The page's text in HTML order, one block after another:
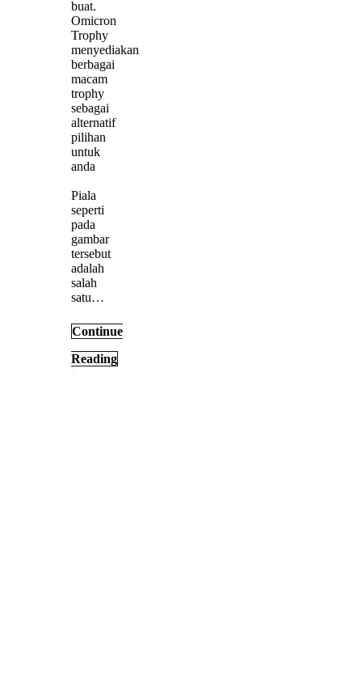
buat.
Omicron
Trophy
menyediakan
berbagai
macam
trophy
sebagai
alternatif
pilihan
untuk
anda
Piala
seperti
pada
gambar
tersebut
adalah
salah
satu…
Continue
Reading